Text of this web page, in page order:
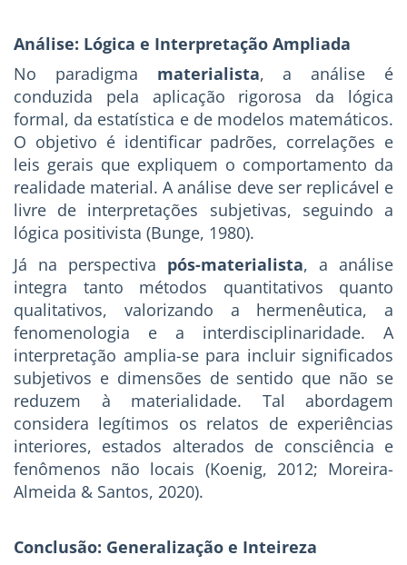
Análise: Lógica e Interpretação Ampliada
No paradigma materialista, a análise é
conduzida pela aplicação rigorosa da lógica
formal, da estatística e de modelos matemáticos.
O objetivo é identificar padrões, correlações e
leis gerais que expliquem o comportamento da
realidade material. A análise deve ser replicável e
livre de interpretações subjetivas, seguindo a
lógica positivista (Bunge, 1980).
Já na perspectiva pós-materialista, a análise
integra tanto métodos quantitativos quanto
qualitativos, valorizando a hermenêutica, a
fenomenologia e a interdisciplinaridade. A
interpretação amplia-se para incluir significados
subjetivos e dimensões de sentido que não se
reduzem à materialidade. Tal abordagem
considera legítimos os relatos de experiências
interiores, estados alterados de consciência e
fenômenos não locais (Koenig, 2012; Moreira-
Almeida & Santos, 2020).
Conclusão: Generalização e Inteireza